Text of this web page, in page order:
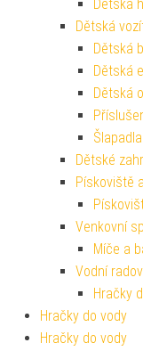
Dětská
Dětská
Dětská
Dětská
Dětská
Šlapadla
Dětské
Pískoviště
Venkovní
Míče a
Vodní
Hračky
Hračky do vody
Hračky do vody